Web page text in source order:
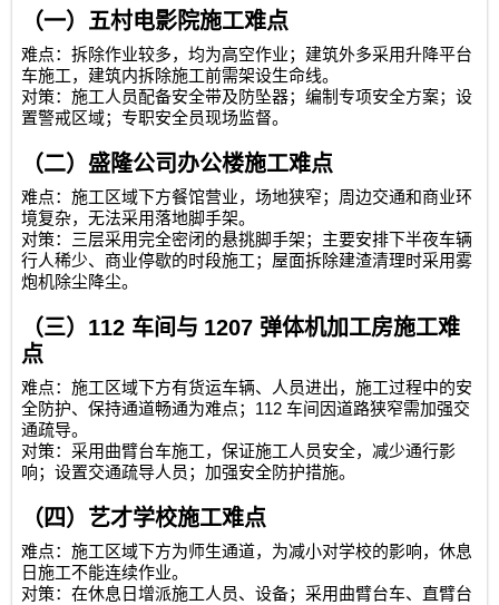
（一）五村电影院施工难点
难点：拆除作业较多，均为高空作业；建筑外多采用升降平台
车施工，建筑内拆除施工前需架设生命线。
对策：施工人员配备安全带及防坠器；编制专项安全方案；设
置警戒区域；专职安全员现场监督。
（二）盛隆公司办公楼施工难点
难点：施工区域下方餐馆营业，场地狭窄；周边交通和商业环
境复杂，无法采用落地脚手架。
对策：三层采用完全密闭的悬挑脚手架；主要安排下半夜车辆
行人稀少、商业停歇的时段施工；屋面拆除建渣清理时采用雾
炮机除尘降尘。
（三） 112 车间与 1207 弹体机加工房施工难
点
难点：施工区域下方有货运车辆、人员进出，施工过程中的安
全防护、保持通道畅通为难点； 112 车间因道路狭窄需加强交
通疏导。
对策：采用曲臂台车施工，保证施工人员安全，减少通行影
响；设置交通疏导人员；加强安全防护措施。
（四）艺才学校施工难点
难点：施工区域下方为师生通道，为减小对学校的影响，休息
日施工不能连续作业。
对策：在休息日增派施工人员、设备；采用曲臂台车、直臂台